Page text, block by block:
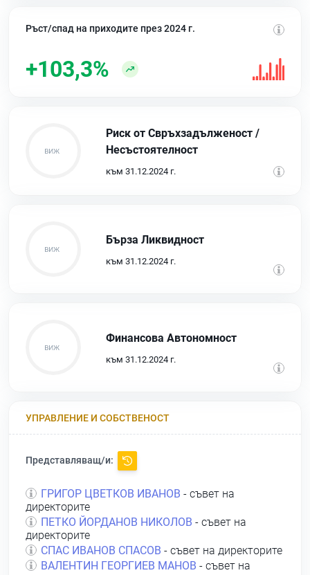
Ръст/спад на приходите през 2024 г.
+103,3%
Риск от Свръхзадълженост /
Несъстоятелност
към 31.12.2024 г.
Бърза Ликвидност
към 31.12.2024 г.
Финансова Автономност
към 31.12.2024 г.
УПРАВЛЕНИЕ И СОБСТВЕНОСТ
Представляващ/и:
ГРИГОР ЦВЕТКОВ ИВАНОВ - съвет на
директорите
ПЕТКО ЙОРДАНОВ НИКОЛОВ - съвет на
директорите
СПАС ИВАНОВ СПАСОВ - съвет на директорите
ВАЛЕНТИН ГЕОРГИЕВ МАНОВ - съвет на